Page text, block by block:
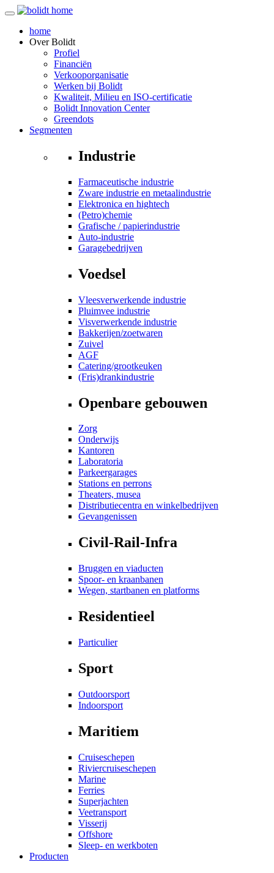
home
OverBolidt
Profiel
Financiën
Verkooporganisatie
Werken bij Bolidt
Kwaliteit, Milieu en ISO-certificatie
Bolidt Innovation Center
Greendots
Segmenten
Industrie
Farmaceutische industrie
Zware industrie en metaalindustrie
Elektronica en hightech
(Petro)chemie
Grafische / papierindustrie
Auto-industrie
Garagebedrijven
Voedsel
Vleesverwerkende industrie
Pluimvee industrie
Visverwerkende industrie
Bakkerijen/zoetwaren
Zuivel
AGF
Catering/grootkeuken
(Fris)drankindustrie
Openbare gebouwen
Zorg
Onderwijs
Kantoren
Laboratoria
Parkeergarages
Stations en perrons
Theaters, musea
Distributiecentra en winkelbedrijven
Gevangenissen
Civil-Rail-Infra
Bruggen en viaducten
Spoor- en kraanbanen
Wegen, startbanen en platforms
Residentieel
Particulier
Sport
Outdoorsport
Indoorsport
Maritiem
Cruiseschepen
Riviercruiseschepen
Marine
Ferries
Superjachten
Veetransport
Visserij
Offshore
Sleep- en werkboten
Producten